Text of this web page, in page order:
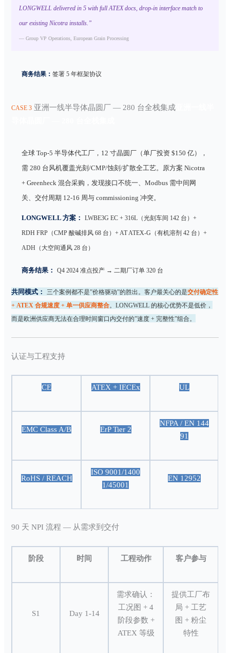
LONGWELL delivered in 5 with full ATEX docs, drop-in interface match to
our existing Nicotra installs.”
— Group VP Operations, European Grain Processing
商务结果：签署 5 年框架协议
CASE 3 亚洲一线半导体晶圆厂 — 280 台全栈集成
全球 Top-5 半导体代工厂，12 寸晶圆厂（单厂投资 $150 亿），
需 280 台风机覆盖光刻/CMP/蚀刻/扩散全工艺。原方案 Nicotra
+ Greenheck 混合采购，发现接口不统一、Modbus 需中间网
关、交付周期 12-16 周与 commissioning 冲突。
LONGWELL 方案： LWBE3G EC + 316L（光刻车间 142 台）+
RDH FRP（CMP 酸碱排风 68 台）+ AT ATEX-G（有机溶剂 42 台）+
ADH（大空间通风 28 台）
商务结果： Q4 2024 准点投产 → 二期厂订单 320 台
共同模式： 三个案例都不是”价格驱动”的胜出。客户最关心的是交付确定性
+ ATEX 合规速度 + 单一供应商整合。LONGWELL 的核心优势不是低价，
而是欧洲供应商无法在合理时间窗口内交付的”速度 + 完整性”组合。
认证与工程支持
CE ATEX + IECEx UL
EMC Class A/B ErP Tier 2
NFPA / EN 144
91
RoHS / REACH
ISO 9001/1400
1/45001
EN 12952
90 天 NPI 流程 — 从需求到交付
阶段 时间 工程动作 客户参与
S1 Day 1-14
需求确认：
工况图 + 4
阶段参数 +
ATEX 等级
提供工厂布
局 + 工艺
图 + 粉尘
特性